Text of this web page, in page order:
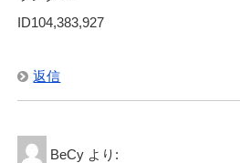
ID104,383,927
返信
BeCy より: